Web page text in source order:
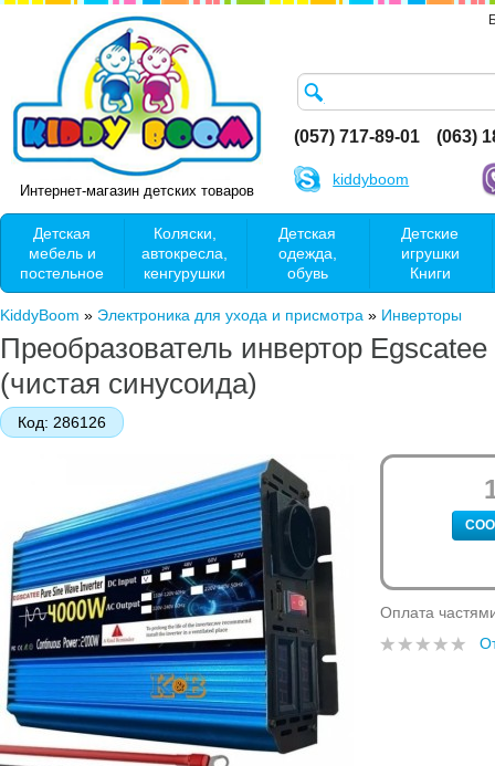
Интернет-магазин детских товаров
(057) 717-89-01 (063)
kiddyboom
Детская
мебель и
постельное
Коляски,
автокресла,
кенгурушки
Детская
одежда,
обувь
Детские
игрушки
Книги
KiddyBoom » Электроника для ухода и присмотра » Инверторы
Преобразователь инвертор
(чистая синусоида)
Код: 286126
Оплата